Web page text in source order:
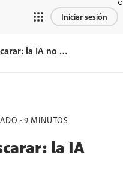
Iniciar sesión
El arte del enmascarar: la IA no te reemplaza
9 MINUTOS
la IA